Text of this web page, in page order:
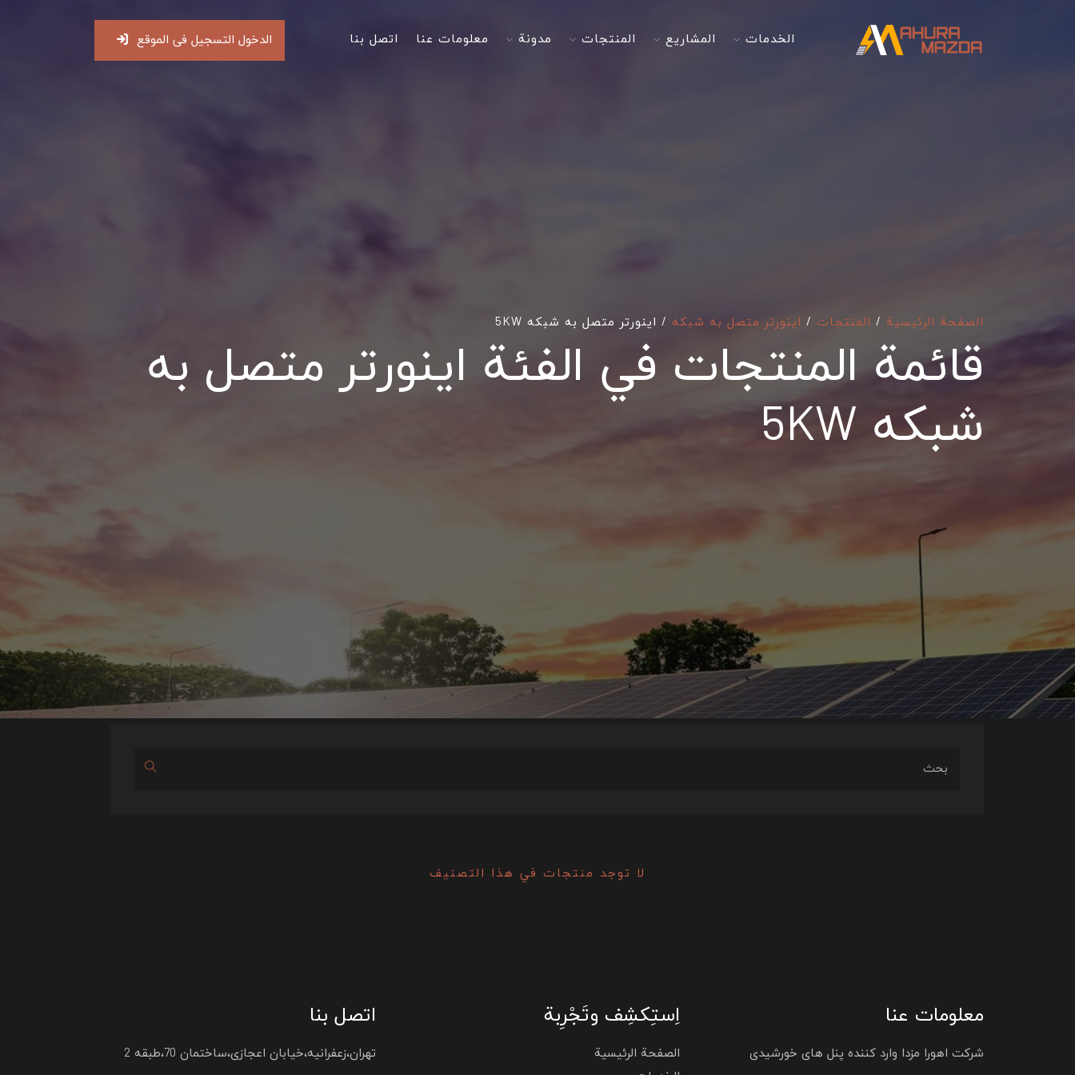
الخدمات المشاريع المنتجات مدونة معلومات عنا اتصل بنا الدخول التسجيل فى الموقع
الصفحة الرئيسية / المنتجات / اینورتر متصل به شبکه / اینورتر متصل به شبکه 5KW
قائمة المنتجات في الفئة اینورتر متصل به
شبکه 5KW
لا توجد منتجات في هذا التصنيف
معلومات عنا
شرکت اهورا مزدا وارد کننده پنل های خورشیدی
اِستِكشِف وتَجْرِبة
الصفحة الرئيسية
اتصل بنا
تهران،زعفرانیه،خیابان اعجازی،ساختمان 70،طبقه 2